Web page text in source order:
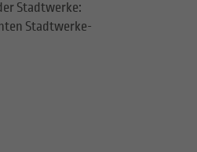
Stadtwerke:
Stadtwerke-